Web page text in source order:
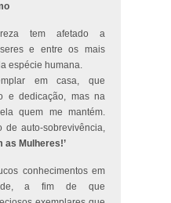
tem afetado a
e entre os mais
espécie humana.
em casa, que
e dedicação, mas na
quem me mantém.
de auto-sobrevivência,
as Mulheres!’
conhecimentos em
a fim de que